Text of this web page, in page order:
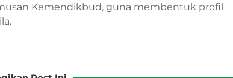
Kemendikbud, guna membentuk profil